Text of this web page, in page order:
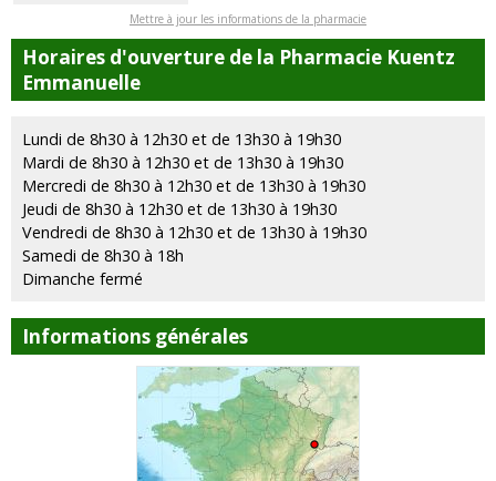
Mettre à jour les informations de la pharmacie
Horaires d'ouverture de la Pharmacie Kuentz
Emmanuelle
Lundi de 8h30 à 12h30 et de 13h30 à 19h30
Mardi de 8h30 à 12h30 et de 13h30 à 19h30
Mercredi de 8h30 à 12h30 et de 13h30 à 19h30
Jeudi de 8h30 à 12h30 et de 13h30 à 19h30
Vendredi de 8h30 à 12h30 et de 13h30 à 19h30
Samedi de 8h30 à 18h
Dimanche fermé
Informations générales